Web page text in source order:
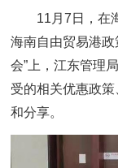
11月7日，在
海南自由贸易港
会”上，江东管理
受的相关优惠政
和分享。